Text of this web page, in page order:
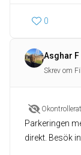
0
Asghar F
Skrev om
Parkeringen
direkt. Besök